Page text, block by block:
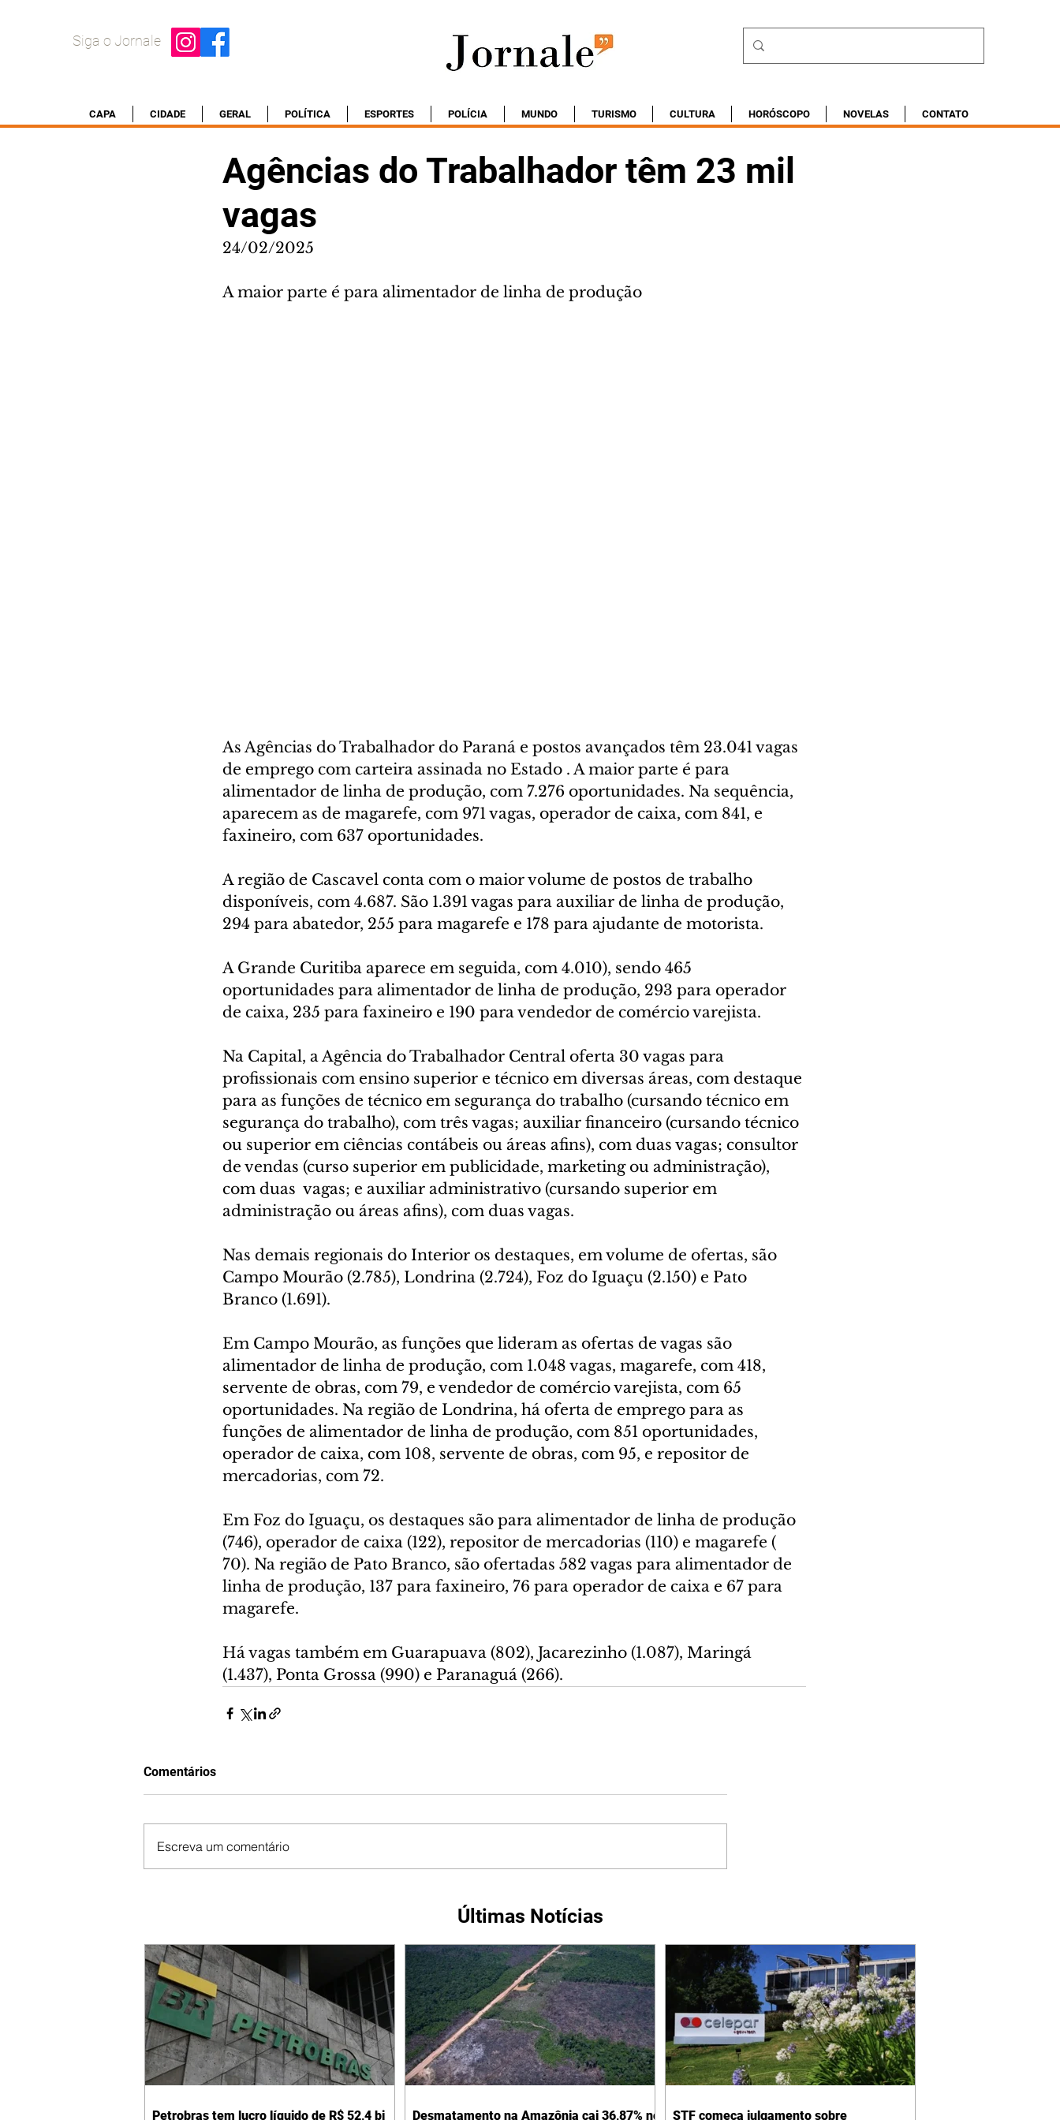
Siga o Jornale
CAPA CIDADE GERAL POLÍTICA ESPORTES POLÍCIA MUNDO TURISMO CULTURA HORÓSCOPO NOVELAS CONTATO
Agências do Trabalhador têm 23 mil
vagas
24/02/2025
A maior parte é para alimentador de linha de produção
As Agências do Trabalhador do Paraná e postos avançados têm 23.041 vagas
de emprego com carteira assinada no Estado . A maior parte é para
alimentador de linha de produção, com 7.276 oportunidades. Na sequência,
aparecem as de magarefe, com 971 vagas, operador de caixa, com 841, e
faxineiro, com 637 oportunidades.
A região de Cascavel conta com o maior volume de postos de trabalho
disponíveis, com 4.687. São 1.391 vagas para auxiliar de linha de produção,
294 para abatedor, 255 para magarefe e 178 para ajudante de motorista.
A Grande Curitiba aparece em seguida, com 4.010), sendo 465
oportunidades para alimentador de linha de produção, 293 para operador
de caixa, 235 para faxineiro e 190 para vendedor de comércio varejista.
Na Capital, a Agência do Trabalhador Central oferta 30 vagas para
profissionais com ensino superior e técnico em diversas áreas, com destaque
para as funções de técnico em segurança do trabalho (cursando técnico em
segurança do trabalho), com três vagas; auxiliar financeiro (cursando técnico
ou superior em ciências contábeis ou áreas afins), com duas vagas; consultor
de vendas (curso superior em publicidade, marketing ou administração),
com duas  vagas; e auxiliar administrativo (cursando superior em
administração ou áreas afins), com duas vagas.
Nas demais regionais do Interior os destaques, em volume de ofertas, são
Campo Mourão (2.785), Londrina (2.724), Foz do Iguaçu (2.150) e Pato
Branco (1.691).
Em Campo Mourão, as funções que lideram as ofertas de vagas são
alimentador de linha de produção, com 1.048 vagas, magarefe, com 418,
servente de obras, com 79, e vendedor de comércio varejista, com 65
oportunidades. Na região de Londrina, há oferta de emprego para as
funções de alimentador de linha de produção, com 851 oportunidades,
operador de caixa, com 108, servente de obras, com 95, e repositor de
mercadorias, com 72.
Em Foz do Iguaçu, os destaques são para alimentador de linha de produção
(746), operador de caixa (122), repositor de mercadorias (110) e magarefe (​​
70). Na região de Pato Branco, são ofertadas 582 vagas para alimentador de
linha de produção, 137 para faxineiro, 76 para operador de caixa e 67 para
magarefe.
Há vagas também em Guarapuava (802), Jacarezinho (1.087), Maringá
(1.437), Ponta Grossa (990) e Paranaguá (266).
Comentários
Escreva um comentário
Últimas Notícias
Petrobras tem lucro líquido de R$ 52,4 bi
Desmatamento na Amazônia cai 36,87% no
STF começa julgamento sobre